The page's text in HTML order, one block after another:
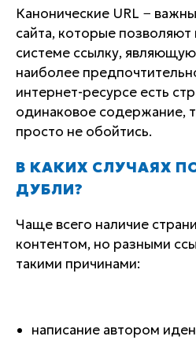
Все
Канонические URL −
сайта, которые позволяют
системе ссылку,
наиболее
интернет-ресурсе есть
одинаковое содержание,
просто не обойтись.
В КАКИХ СЛУЧАЯХ
ДУБЛИ?
Чаще всего наличие
контентом, но разными
такими причинами:
написание автором